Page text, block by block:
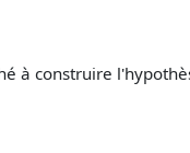
à construire